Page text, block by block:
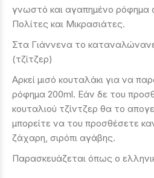
γνωστό και αγαπημένο ρόφημα
Πολίτες και Μικρασιάτες.
Στα Γιάννενα το καταναλώνανε
(τζίτζερ)
Αρκεί μισό κουταλάκι για να
ρόφημα 200ml. Εάν δε του
κουταλιού τζίντζερ θα το
μπορείτε να του προσθέσετε
ζάχαρη, σιρόπι αγάβης.
Παρασκευάζεται όπως ο